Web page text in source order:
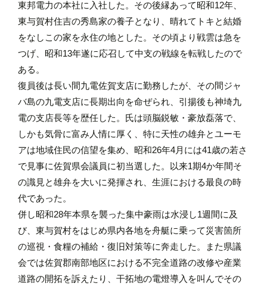
東邦電力の本社に入社した。その後縁あって昭和12年、
東与賀村住吉の秀島家の養子となり、晴れてトキと結婚
をなしこの家を永住の地とした。その頃より戦雲は急を
つげ、昭和13年遂に応召して中支の戦線を転戦したので
ある。
復員後は長い間九電佐賀支店に勤務したが、その間ジャ
バ島の九電支店に長期出向を命ぜられ、引揚後も神埼九
電の支店長等を歴任した。氏は頭脳鋭敏・豪放磊落で、
しかも気骨に富み人情に厚く、特に天性の雄弁とユーモ
アは地域住民の信望を集め、昭和26年4月には41歳の若さ
で見事に佐賀県会議員に初当選した。以来1期4か年間そ
の識見と雄弁を大いに発揮され、生涯における最良の時
代であった。
併し昭和28年本県を襲った集中豪雨は水浸し1週間に及
び、東与賀村をはじめ県内各地を舟艇に乗って災害箇所
の巡視・食糧の補給・復旧対策等に奔走した。また県議
会では佐賀郡南部地区における不完全道路の改修や産業
道路の開拓を訴えたり、干拓地の電燈導入を叫んでその